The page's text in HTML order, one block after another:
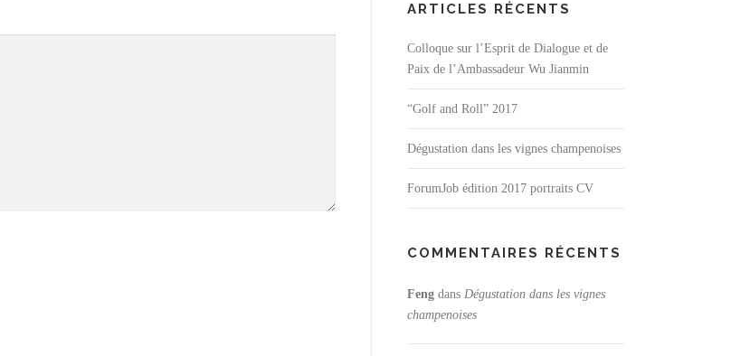
ARTICLES RÉCENTS
Colloque sur l’Esprit de Dialogue et de
Paix de l’Ambassadeur Wu Jianmin
“Golf and Roll” 2017
Dégustation dans les vignes champenoises
ForumJob édition 2017 portraits CV
COMMENTAIRES RÉCENTS
Feng dans Dégustation dans les vignes
champenoises